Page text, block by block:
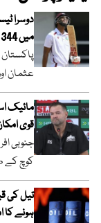
دوسرا
میں 344 رنز پر آؤٹ
عثمان
مائیک
قوی
جنوبی
کوچ کے
تیل کی
ہونے کا